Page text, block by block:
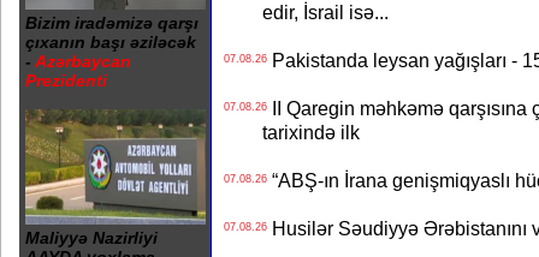
Bizim iradəmizə qarşı
çıxanın başı əziləcək
- Azərbaycan
Prezidenti
Maliyyə Nazirliyi
edir, İsrail isə...
07.08.26Pakistanda leysan yağışları -
07.08.26II Qaregin məhkəmə qarşısına
tarixində ilk
07.08.26“ABŞ-ın İrana genişmiqyaslı
07.08.26Husilər Səudiyyə Ərəbistanını